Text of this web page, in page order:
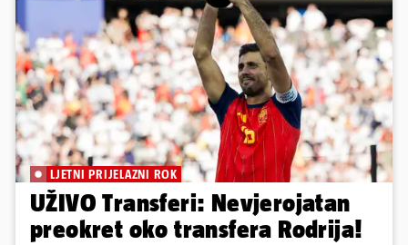
LJETNI PRIJELAZNI ROK
UŽIVO Transferi: Nevjerojatan
preokret oko transfera Rodrija!